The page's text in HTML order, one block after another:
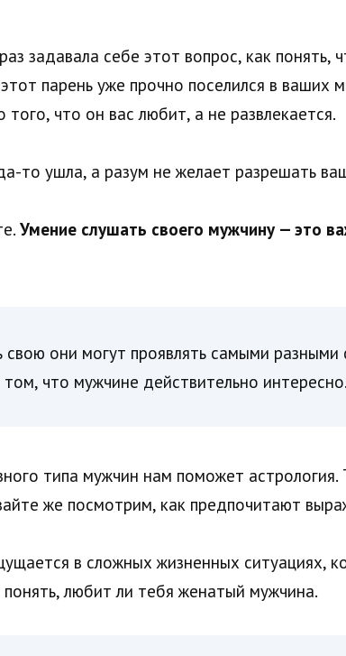
задавала себе этот вопрос, как
парень уже прочно поселился в
того, что он вас любит, а не развлекается.
то ушла, а разум не желает разрешать
Умение слушать своего мужчину — это
они могут проявлять самыми
что мужчине действительно интересно.
типа мужчин нам поможет
же посмотрим, как предпочитают
в сложных жизненных ситуациях,
любит ли тебя женатый мужчина.